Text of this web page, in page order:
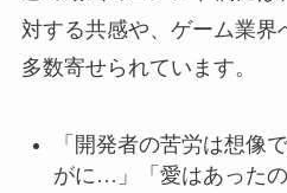
対する共感や、ゲーム業界
多数寄せられています。
「開発者の苦労は想像
がに…」「愛はあった